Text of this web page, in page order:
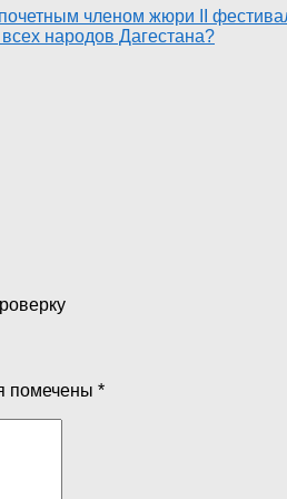
членом жюри II
народов Дагестана?
помечены *